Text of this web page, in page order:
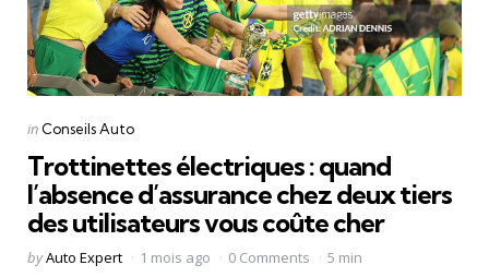
Categories
Posted
in Conseils Auto
Trottinettes électriques : quand
l’absence d’assurance chez deux tiers
des utilisateurs vous coûte cher
Posted
byAuto Expert 1 mois ago 0 Comments 5 min